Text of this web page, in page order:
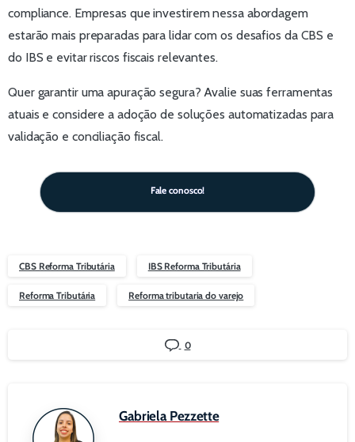
compliance. Empresas que investirem nessa abordagem
estarão mais preparadas para lidar com os desafios da CBS e
do IBS e evitar riscos fiscais relevantes.
Quer garantir uma apuração segura? Avalie suas ferramentas
atuais e considere a adoção de soluções automatizadas para
validação e conciliação fiscal.
Fale conosco!
CBS Reforma Tributária IBS Reforma Tributária
Reforma Tributária Reforma tributaria do varejo
0
Gabriela Pezzette